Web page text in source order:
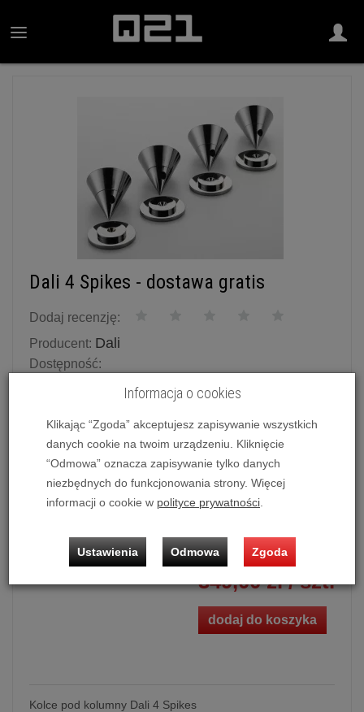
Dali 4 Spikes - dostawa gratis
Dodaj recenzję:
Producent: Dali
Dostępność:
Dostępność produktu deklarowana w magazynie
dostawcy.
Powiadom o dostępności
Historia ceny
Ilość:
349,00 zł/ szt.
dodaj do koszyka
Kolce pod kolumny Dali 4 Spikes
Informacja o cookies
Klikając “Zgoda” akceptujesz zapisywanie wszystkich
danych cookie na twoim urządzeniu. Kliknięcie
“Odmowa” oznacza zapisywanie tylko danych
niezbędnych do funkcjonowania strony. Więcej
informacji o cookie w polityce prywatności
Ustawienia Odmowa Zgoda